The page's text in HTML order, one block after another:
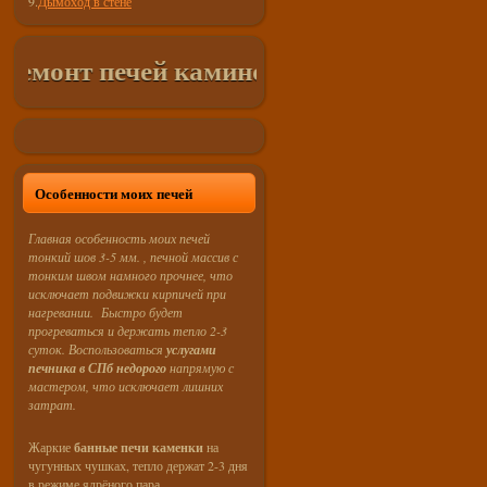
печей каминов в СПб и Лен. Области
Особенности моих печей
Главная особенность моих печей
тонкий шов 3-5 мм. , печной массив с
тонким швом намного прочнее, что
исключает подвижки кирпичей при
нагревании. Быстро будет
прогреваться и держать тепло 2-3
суток. Воспользоваться услугами
печника в СПб недорогонапрямую с
мастером, что исключает лишних
затрат.
Жаркиебанные печи каменкина
чугунных чушках, тепло держат 2-3 дня